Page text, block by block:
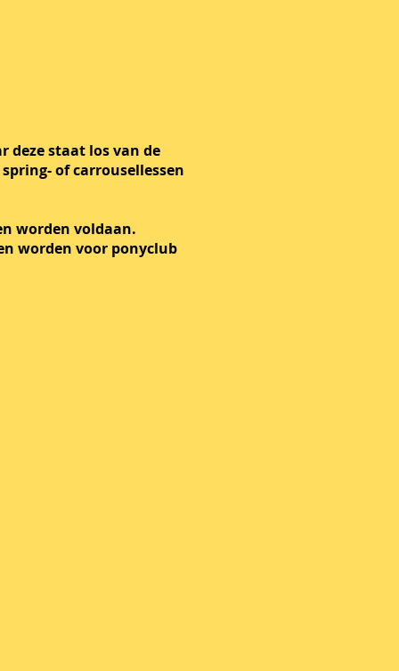
deze staat los van de
of carrousellessen
worden voldaan.
worden voor ponyclub